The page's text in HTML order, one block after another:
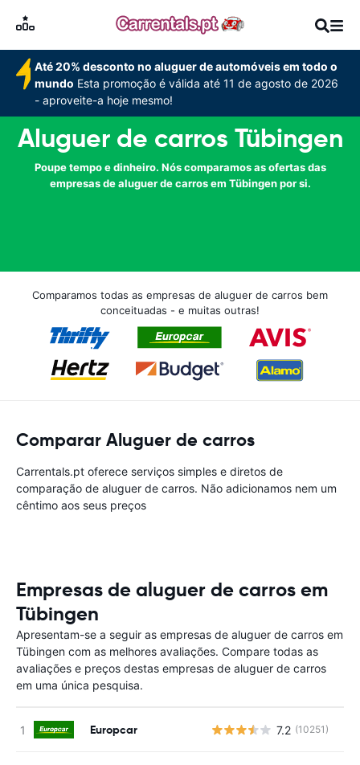
Até 20% desconto no aluguer de automóveis em todo o
mundo Esta promoção é válida até 11 de agosto de 2026
- aproveite-a hoje mesmo!
Aluguer de carros Tübingen
Poupe tempo e dinheiro. Nós comparamos as ofertas das
empresas de aluguer de carros em Tübingen por si.
Comparamos todas as empresas de aluguer de carros bem
conceituadas - e muitas outras!
Comparar Aluguer de carros
Carrentals.pt oferece serviços simples e diretos de
comparação de aluguer de carros. Não adicionamos nem um
cêntimo aos seus preços
Empresas de aluguer de carros em
Tübingen
Apresentam-se a seguir as empresas de aluguer de carros em
Tübingen com as melhores avaliações. Compare todas as
avaliações e preços destas empresas de aluguer de carros
em uma única pesquisa.
Europcar 7.2 (10251)